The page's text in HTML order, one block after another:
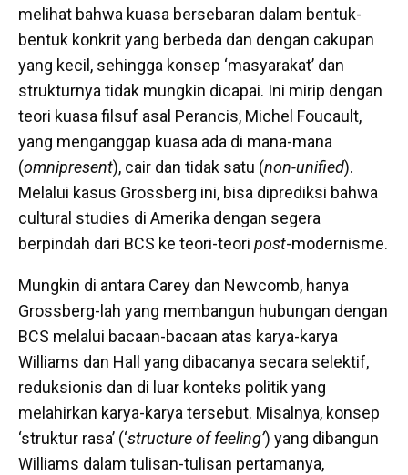
melihat bahwa kuasa bersebaran dalam bentuk-
bentuk konkrit yang berbeda dan dengan cakupan
yang kecil, sehingga konsep ‘masyarakat’ dan
strukturnya tidak mungkin dicapai. Ini mirip dengan
teori kuasa filsuf asal Perancis, Michel Foucault,
yang menganggap kuasa ada di mana-mana
(omnipresent), cair dan tidak satu (non-unified).
Melalui kasus Grossberg ini, bisa diprediksi bahwa
cultural studies di Amerika dengan segera
berpindah dari BCS ke teori-teori post-modernisme.
Mungkin di antara Carey dan Newcomb, hanya
Grossberg-lah yang membangun hubungan dengan
BCS melalui bacaan-bacaan atas karya-karya
Williams dan Hall yang dibacanya secara selektif,
reduksionis dan di luar konteks politik yang
melahirkan karya-karya tersebut. Misalnya, konsep
‘struktur rasa’ (‘structure of feeling’) yang dibangun
Williams dalam tulisan-tulisan pertamanya,